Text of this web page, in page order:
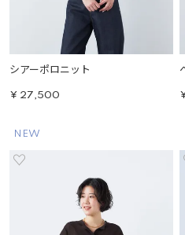
シアーポロニット
¥ 27,500
NEW